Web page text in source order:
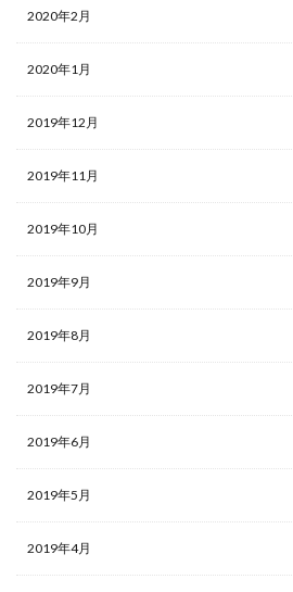
2020年2月
2020年1月
2019年12月
2019年11月
2019年10月
2019年9月
2019年8月
2019年7月
2019年6月
2019年5月
2019年4月